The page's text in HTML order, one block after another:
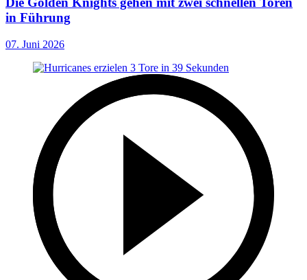
in Führung
07. Juni 2026